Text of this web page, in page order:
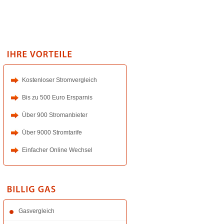
Kostenloser Stromvergleich
Bis zu 500 Euro Ersparnis
Über 900 Stromanbieter
Über 9000 Stromtarife
Einfacher Online Wechsel
Gasvergleich